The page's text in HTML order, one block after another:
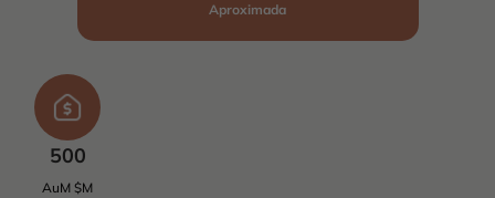
Aproximada
500
AuM $M